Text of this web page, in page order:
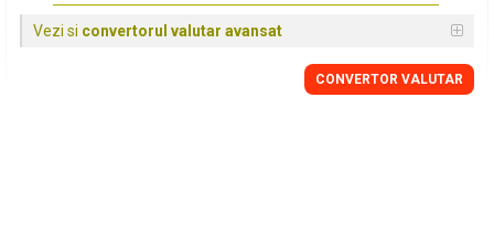
Vezi si convertorul valutar avansat
CONVERTOR VALUTAR